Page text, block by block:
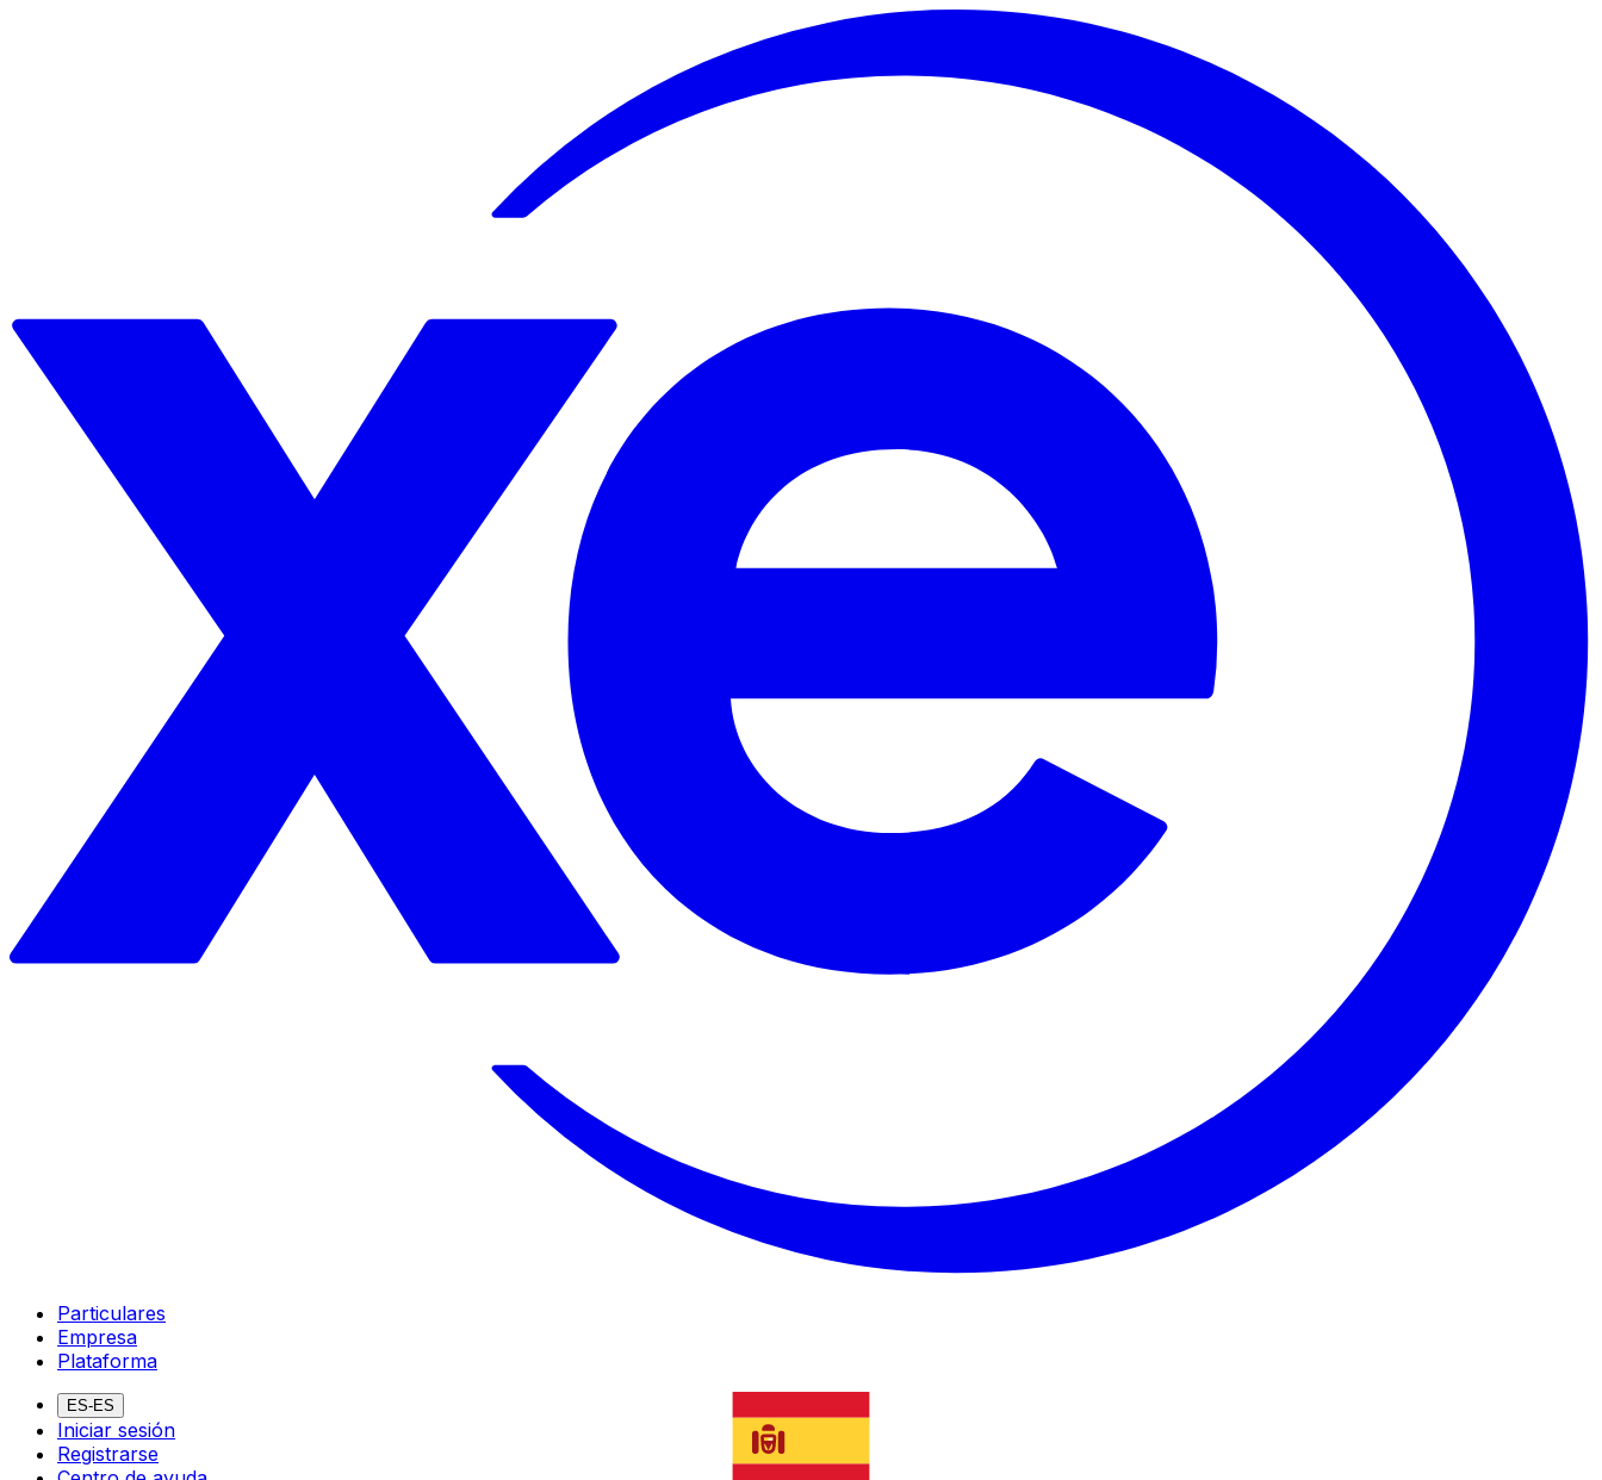
Particulares
Empresa
Plataforma
ES-ES
Iniciar sesión
Registrarse